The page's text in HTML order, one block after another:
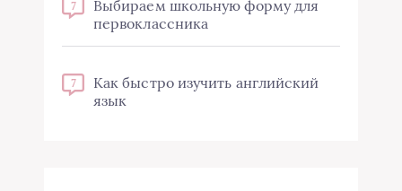
7
Выбираем школьную форму для
первоклассника
7
Как быстро изучить английский
язык